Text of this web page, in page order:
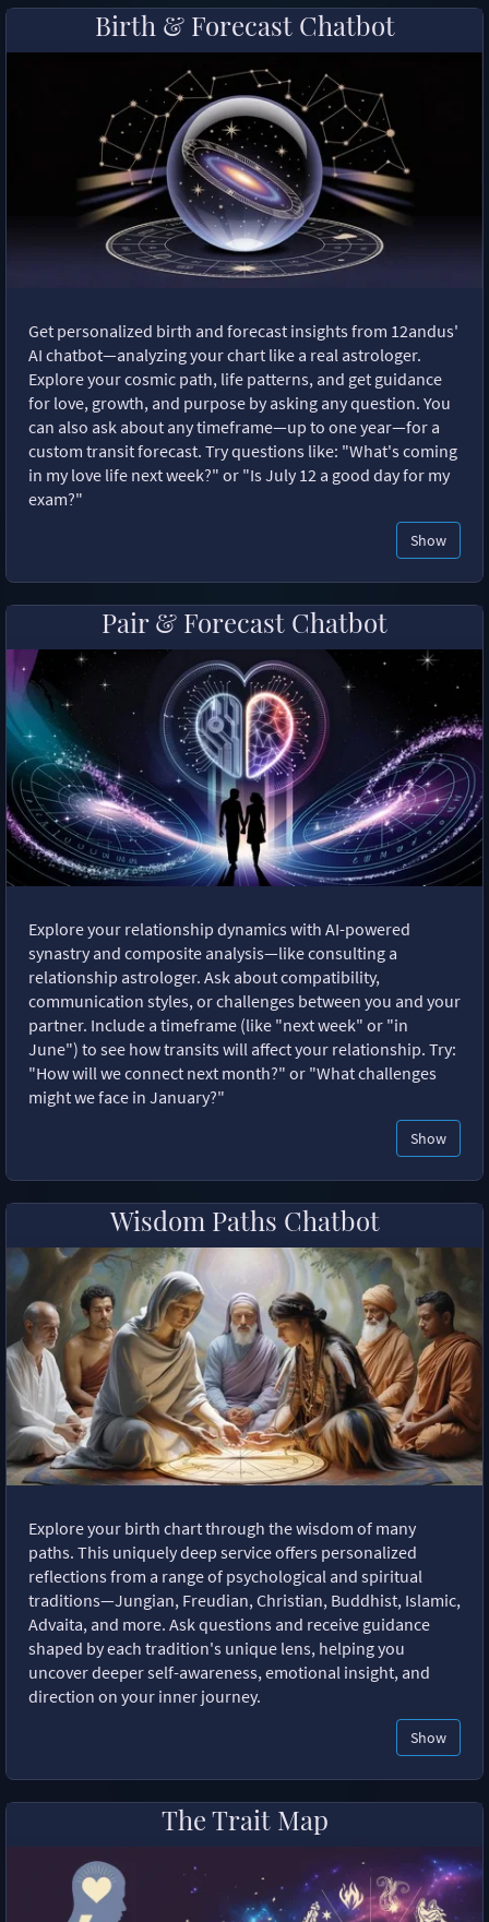
Birth & Forecast Chatbot
Get personalized birth and forecast insights from 12andus'
AI chatbot—analyzing your chart like a real astrologer.
Explore your cosmic path, life patterns, and get guidance
for love, growth, and purpose by asking any question. You
can also ask about any timeframe—up to one year—for a
custom transit forecast. Try questions like: "What's coming
in my love life next week?" or "Is July 12 a good day for my
exam?"
Show
Pair & Forecast Chatbot
Explore your relationship dynamics with AI-powered
synastry and composite analysis—like consulting a
relationship astrologer. Ask about compatibility,
communication styles, or challenges between you and your
partner. Include a timeframe (like "next week" or "in
June") to see how transits will affect your relationship. Try:
"How will we connect next month?" or "What challenges
might we face in January?"
Show
Wisdom Paths Chatbot
Explore your birth chart through the wisdom of many
paths. This uniquely deep service offers personalized
reflections from a range of psychological and spiritual
traditions—Jungian, Freudian, Christian, Buddhist, Islamic,
Advaita, and more. Ask questions and receive guidance
shaped by each tradition's unique lens, helping you
uncover deeper self-awareness, emotional insight, and
direction on your inner journey.
Show
The Trait Map